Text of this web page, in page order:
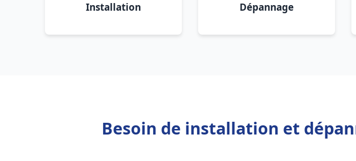
Installation Dépannage
Besoin de installation et